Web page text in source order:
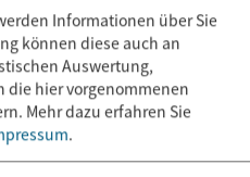
Informationen über Sie
können diese auch an
Auswertung,
die hier vorgenommenen
Mehr dazu erfahren Sie
.